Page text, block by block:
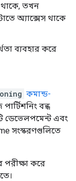
তখন
অ্যাক্সেস থাকে
ব্যবহার করে
কমান্ড-
বন্ধ
ডেভেলপমেন্ট এবং
সংস্করণগুলিতে
করে